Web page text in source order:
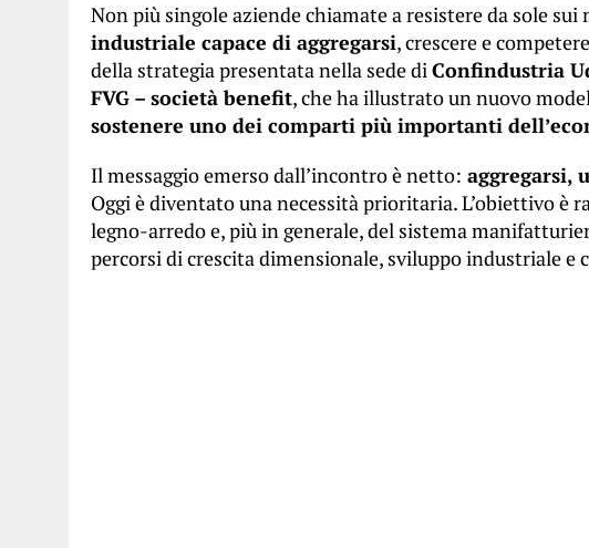
Non più singole aziende chiamate a resistere da sole
industriale capace di aggregarsi, crescere e
della strategia presentata nella sede diConfindustria
FVG – società benefit, che ha illustrato un nuovo
sostenere uno dei comparti più importanti
Il messaggio emerso dall’incontro è netto: aggregarsi,
Oggi è diventato una necessità prioritaria. L’obiettivo è
legno-arredo e, più in generale, del sistema
percorsi di crescita dimensionale, sviluppo industriale e